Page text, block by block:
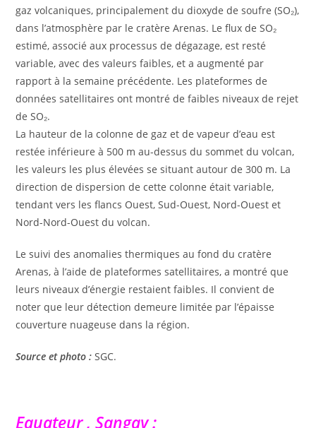
gaz volcaniques, principalement du dioxyde de soufre (SO₂),
dans l’atmosphère par le cratère Arenas. Le flux de SO₂
estimé, associé aux processus de dégazage, est resté
variable, avec des valeurs faibles, et a augmenté par
rapport à la semaine précédente. Les plateformes de
données satellitaires ont montré de faibles niveaux de rejet
de SO₂.
La hauteur de la colonne de gaz et de vapeur d’eau est
restée inférieure à 500 m au-dessus du sommet du volcan,
les valeurs les plus élevées se situant autour de 300 m. La
direction de dispersion de cette colonne était variable,
tendant vers les flancs Ouest, Sud-Ouest, Nord-Ouest et
Nord-Nord-Ouest du volcan.
Le suivi des anomalies thermiques au fond du cratère
Arenas, à l’aide de plateformes satellitaires, a montré que
leurs niveaux d’énergie restaient faibles. Il convient de
noter que leur détection demeure limitée par l’épaisse
couverture nuageuse dans la région.
Source et photo : SGC.
Equateur , Sangay :